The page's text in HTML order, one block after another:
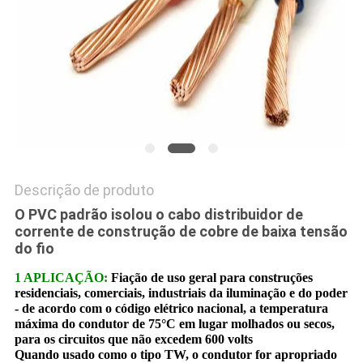
POLICY
Descrição de produto
O PVC padrão isolou o cabo distribuidor de
corrente de construção de cobre de baixa tensão
do fio
1 APLICAÇÃO: Fiação de uso geral para construções
residenciais, comerciais, industriais da iluminação e do poder
- de acordo com o código elétrico nacional, a temperatura
máxima do condutor de 75°C em lugar molhados ou secos,
para os circuitos que não excedem 600 volts
Quando usado como o tipo TW, o condutor for apropriado